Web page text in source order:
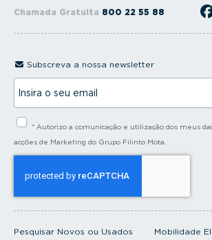
Chamada Gratuita 800 22 55 88
Pesquisar Novos ou Usados Mobilidade
Subscreva a nossa newsletter
s
* Autorizo a comunicação e utilização dos meus
acções de Marketing do Grupo Filinto Mota.